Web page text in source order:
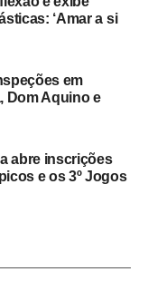
e destacou a
ao
histórico,
deu para
e segurança,
declarou o
e
os candidatos.
‘Amar a si
em
Dom Aquino e
abre inscrições
e os 3º Jogos